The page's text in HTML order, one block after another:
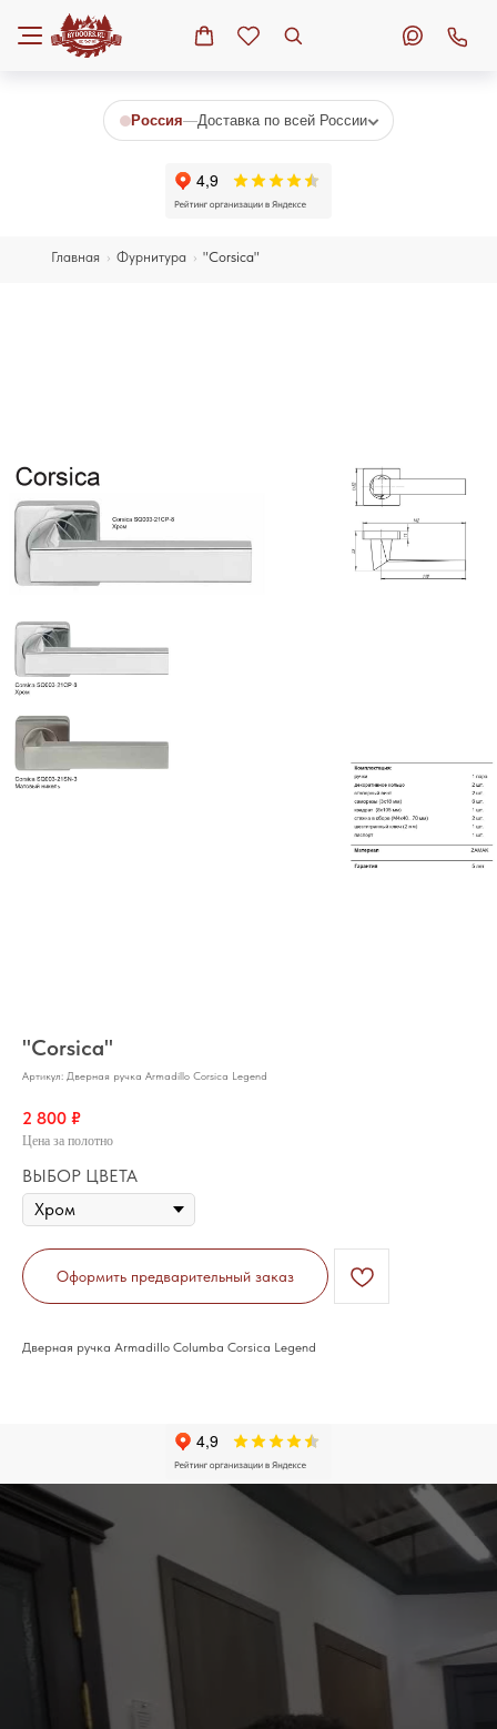
Россия—Доставка по всей России
Главная › Фурнитура › "Corsica"
"Corsica"
Артикул: Дверная ручка Armadillo Corsica Legend
2 800 ₽
Цена за полотно
ВЫБОР ЦВЕТА
Оформить предварительный заказ
Дверная ручка Armadillo Columba Corsica Legend